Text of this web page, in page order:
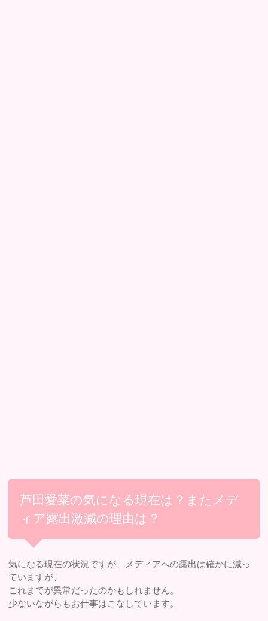
芦田愛菜の気になる現在は？またメデ
ィア露出激減の理由は？
気になる現在の状況ですが、メディアへの露出は確かに減っ
ていますが、
これまでが異常だったのかもしれません。
少ないながらもお仕事はこなしています。